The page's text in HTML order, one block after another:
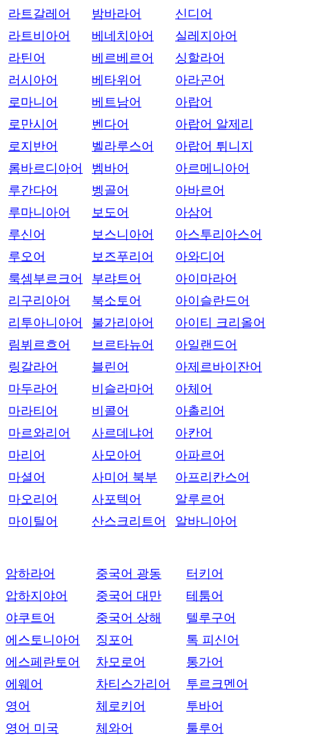
라트갈레어
라트비아어
라틴어
러시아어
로마니어
로만시어
로지반어
롬바르디아어
루간다어
루마니아어
루신어
루오어
룩셈부르크어
리구리아어
리투아니아어
림뷔르흐어
링갈라어
마두라어
마라티어
마르와리어
마리어
마셜어
마오리어
마이틸어
밤바라어
베네치아어
베르베르어
베타위어
베트남어
벤다어
벨라루스어
벰바어
벵골어
보도어
보스니아어
보즈푸리어
부랴트어
북소토어
불가리아어
브르타뉴어
블린어
비슬라마어
비콜어
사르데냐어
사모아어
사미어 북부
사포텍어
산스크리트어
신디어
실레지아어
싱할라어
아라곤어
아랍어
아랍어 알제리
아랍어 튀니지
아르메니아어
아바르어
아삼어
아스투리아스어
아와디어
아이마라어
아이슬란드어
아이티 크리올어
아일랜드어
아제르바이잔어
아체어
아촐리어
아칸어
아파르어
아프리칸스어
알루르어
알바니아어
암하라어
압하지야어
야쿠트어
에스토니아어
에스페란토어
에웨어
영어
영어 미국
중국어 광동
중국어 대만
중국어 상해
징포어
차모로어
차티스가리어
체로키어
체와어
터키어
테툼어
텔루구어
톡 피신어
통가어
투르크멘어
투바어
툴루어